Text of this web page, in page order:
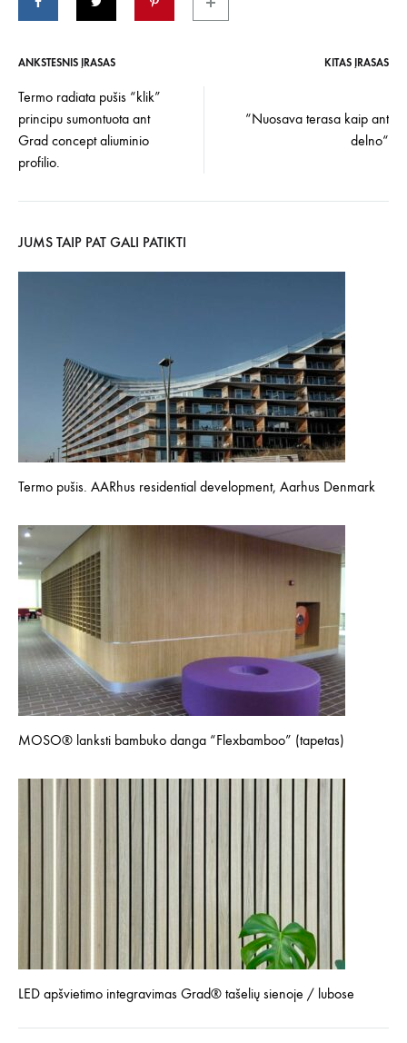
Įrašo
navigacija
ANKSTESNIS ĮRAŠAS KITAS ĮRAŠAS
Termo radiata pušis “klik”
principu sumontuota ant
Grad concept aliuminio
profilio.
“Nuosava terasa kaip ant
delno“
JUMS TAIP PAT GALI PATIKTI
Termo pušis. AARhus residential development, Aarhus Denmark
MOSO® lanksti bambuko danga “Flexbamboo” (tapetas)
LED apšvietimo integravimas Grad® tašelių sienoje / lubose